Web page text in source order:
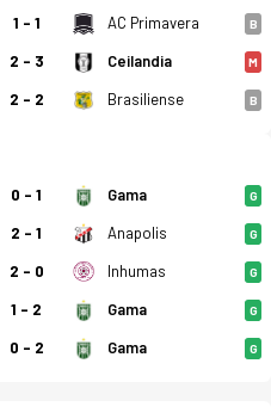
1 - 1 AC Primavera B
2 - 3 Ceilandia M
2 - 2 Brasiliense B
0 - 1 Gama G
2 - 1 Anapolis G
2 - 0 Inhumas G
1 - 2 Gama G
0 - 2 Gama G